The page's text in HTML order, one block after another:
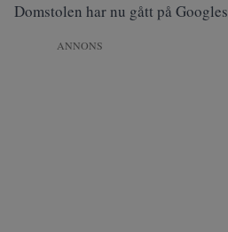
Domstolen har nu gått på
ANNONS